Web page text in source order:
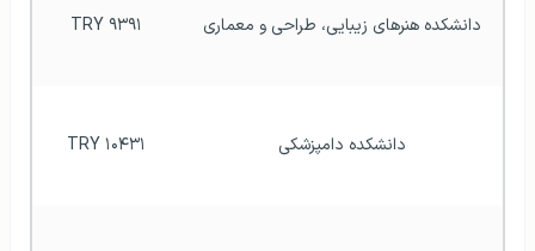
دانشکده هنرهای زیبایی، طراحی و معماری ۹۳۹۱ TRY
دانشکده دامپزشکی ۱۰۴۳۱ TRY